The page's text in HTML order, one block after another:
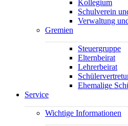
Kollegium
Schulverein
Verwaltung
Gremien
Steuergruppe
Elternbeirat
Lehrerbeirat
Ehemalige
Service
Wichtige Informationen